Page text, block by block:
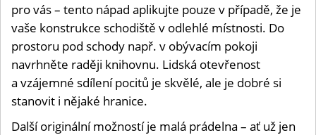
pro vás – tento nápad aplikujte pouze v případě, že je
vaše konstrukce schodiště v odlehlé místnosti. Do
prostoru pod schody např. v obývacím pokoji
navrhněte raději knihovnu. Lidská otevřenost
a vzájemné sdílení pocitů je skvělé, ale je dobré si
stanovit i nějaké hranice.
Další originální možností je malá prádelna – ať už jen